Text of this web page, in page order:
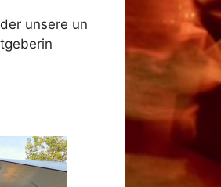
unsere un